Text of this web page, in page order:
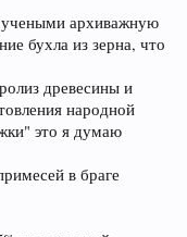
учеными архиважную
бухла из зерна, что
древесины и
народной
это я думаю
в браге